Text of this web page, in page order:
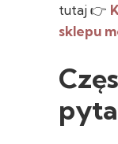
tutaj 👉
sklepu